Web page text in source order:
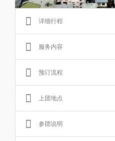
详细行程
服务内容
预订流程
上团地点
参团说明